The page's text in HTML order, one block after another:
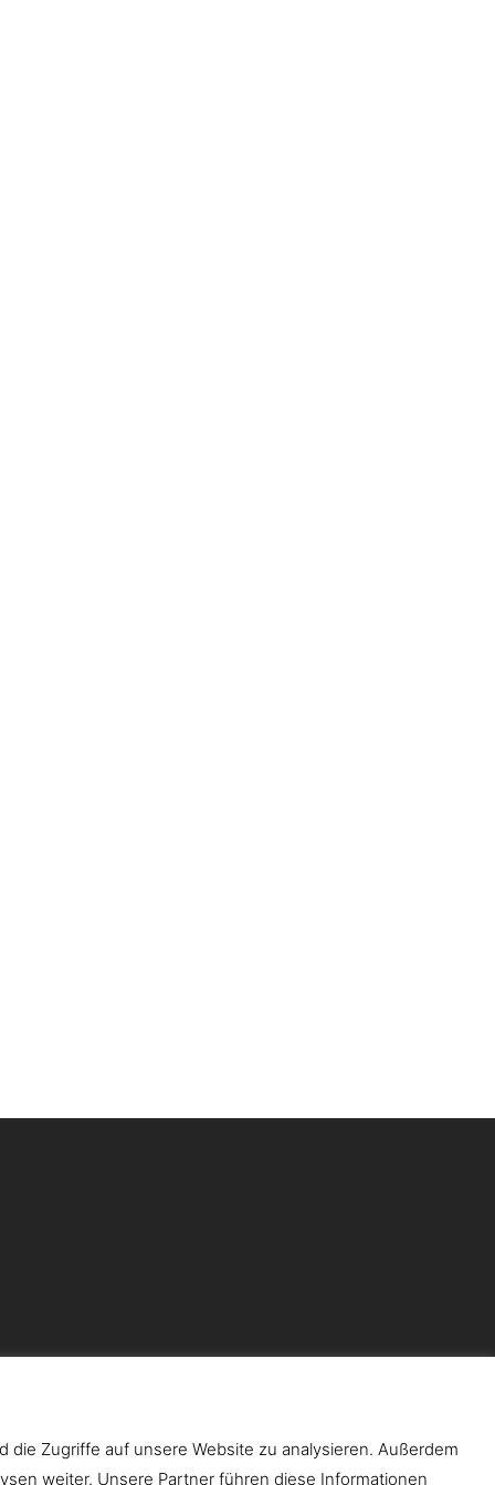
Zugriffe auf unsere Website zu analysieren. Außerdem
weiter. Unsere Partner führen diese Informationen